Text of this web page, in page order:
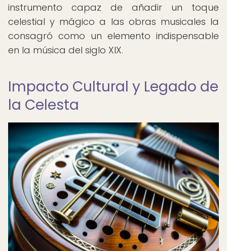
instrumento capaz de añadir un toque
celestial y mágico a las obras musicales la
consagró como un elemento indispensable
en la música del siglo XIX.
Impacto Cultural y Legado de
la Celesta